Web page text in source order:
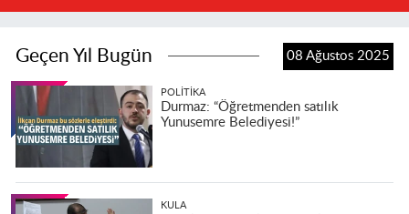
Geçen Yıl Bugün 08 Ağustos 2025
POLITIKA
Durmaz: “Öğretmenden satılık
Yunusemre Belediyesi!”
KULA